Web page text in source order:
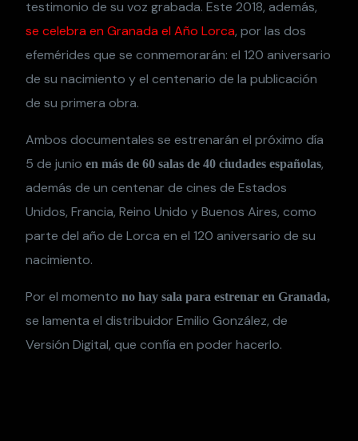
testimonio de su voz grabada. Este 2018, además,
se celebra en Granada el Año Lorca, por las dos
efemérides que se conmemorarán: el 120 aniversario
de su nacimiento y el centenario de la publicación
de su primera obra.
Ambos documentales se estrenarán el próximo día
5 de junioen más de 60 salas de 40 ciudades españolas,
además de un centenar de cines de Estados
Unidos, Francia, Reino Unido y Buenos Aires, como
parte del año de Lorca en el 120 aniversario de su
nacimiento.
Por el momento no hay sala para estrenar en Granada,
se lamenta el distribuidor Emilio González, de
Versión Digital, que confía en poder hacerlo.